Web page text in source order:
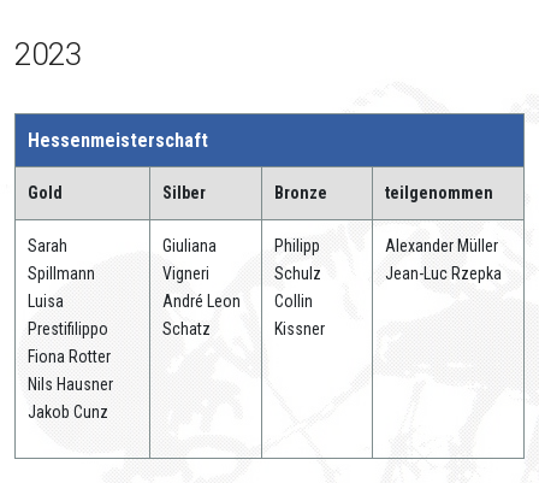
2023
Hessenmeisterschaft
Gold Silber Bronze teilgenommen
Sarah
Spillmann
Luisa
Prestifilippo
Fiona Rotter
Nils Hausner
Jakob Cunz
Giuliana
Vigneri
André Leon
Schatz
Philipp
Schulz
Collin
Kissner
Alexander Müller
Jean-Luc Rzepka